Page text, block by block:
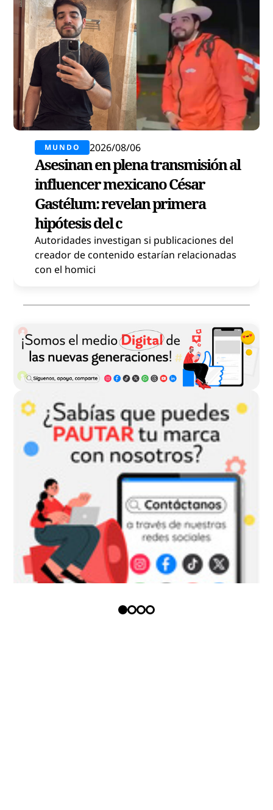
MUNDO 2026/08/06
Asesinan en plena transmisión al
influencer mexicano César
Gastélum: revelan primera
hipótesis del c
Autoridades investigan si publicaciones del
creador de contenido estarían relacionadas
con el homici